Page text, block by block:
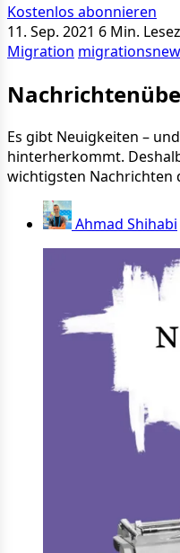
Kostenlos abonnieren
11. Sep. 2021 6 Min.
Migration
Es gibt Neuigkeiten –
hinterherkommt.
wichtigsten Nachrichten
Ahmad Shihabi